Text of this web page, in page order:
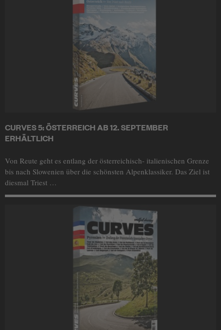
CURVES 5: ÖSTERREICH AB 12. SEPTEMBER
ERHÄLTLICH
Von Reute geht es entlang der österreichisch- italienischen Grenze
bis nach Slowenien über die schönsten Alpenklassiker. Das Ziel ist
diesmal Triest …